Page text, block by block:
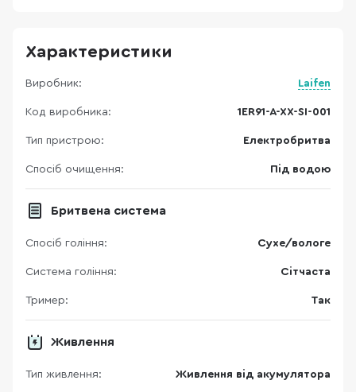
Характеристики
Виробник: Laifen
Код виробника: 1ER91-A-XX-SI-001
Тип пристрою: Електробритва
Спосіб очищення: Під водою
Бритвена система
Спосіб гоління: Сухе/вологе
Система гоління: Сітчаста
Тример: Так
Живлення
Тип живлення: Живлення від акумулятора